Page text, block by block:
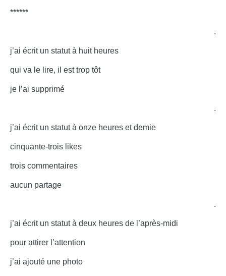
******
.
j’ai écrit un statut à huit heures
qui va le lire, il est trop tôt
je l’ai supprimé
.
j’ai écrit un statut à onze heures et demie
cinquante-trois likes
trois commentaires
aucun partage
.
j’ai écrit un statut à deux heures de l’après-midi
pour attirer l’attention
j’ai ajouté une photo